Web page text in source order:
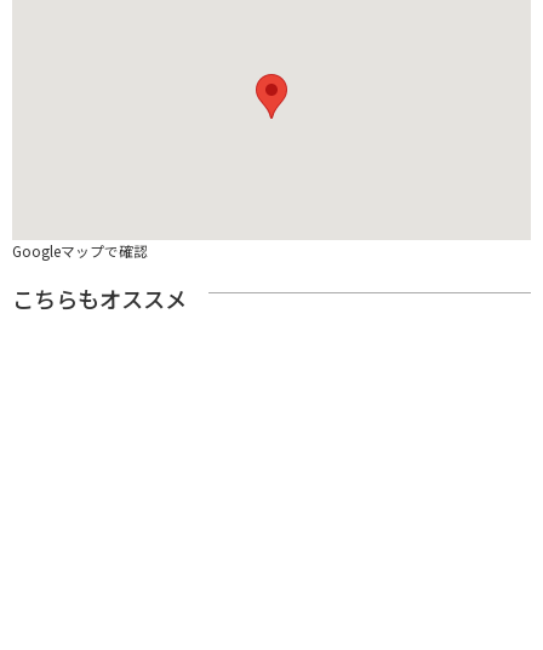
Googleマップで確認
こちらもオススメ